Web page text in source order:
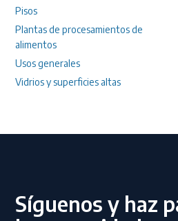
Pisos
Plantas de procesamientos de
alimentos
Usos generales
Vidrios y superficies altas
Síguenos y haz